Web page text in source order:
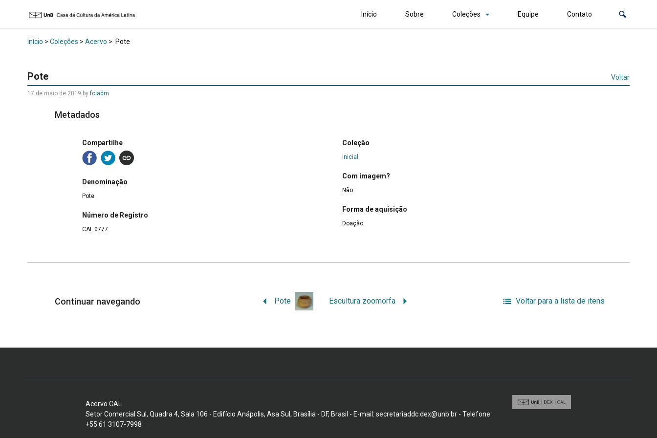
Início Sobre Coleções Equipe Contato
Início > Coleções > Acervo > Pote
Pote Voltar
17 de maio de 2019 byfciadm
Metadados
Compartilhe
Denominação
Pote
Número de Registro
CAL.0777
Coleção
Inicial
Com imagem?
Não
Forma de aquisição
Doação
Continuar navegando Pote Escultura zoomorfa Voltar para a lista de itens
Acervo CAL
Setor Comercial Sul, Quadra 4, Sala 106 - Edifício Anápolis, Asa Sul, Brasília - DF, Brasil - E-mail: secretariaddc.dex@unb.br - Telefone:
+55 61 3107-7998